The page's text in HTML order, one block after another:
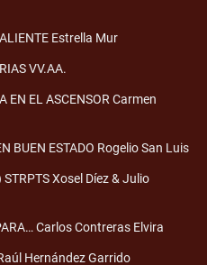
Estrella Mur
VV.AA.
EN EL ASCENSOR Carmen
BUEN ESTADO Rogelio San Luis
Xosel Díez & Julio
Carlos Contreras Elvira
Hernández Garrido